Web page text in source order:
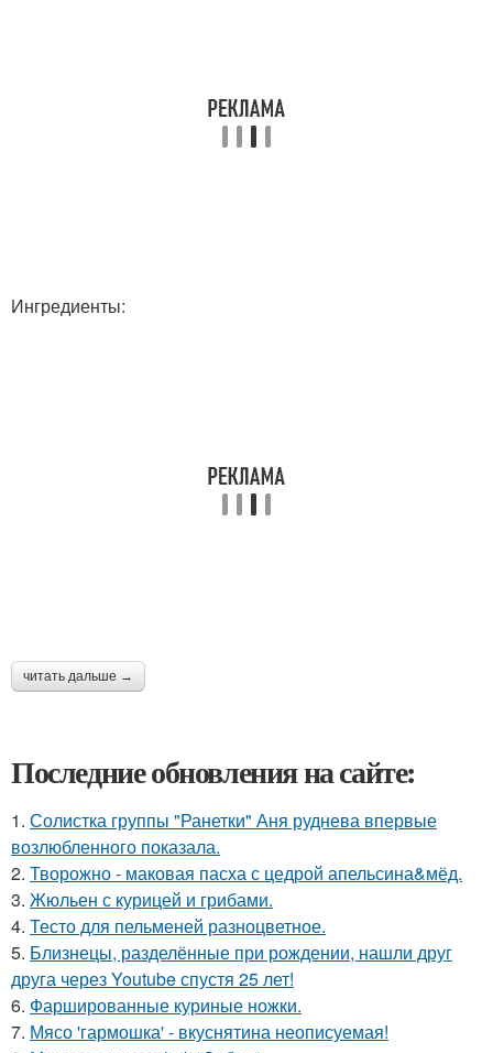
Ингредиенты:
читать дальше →
Последние обновления на сайте:
1. Солистка группы "Ранетки" Аня руднева впервые
возлюбленного показала.
2. Творожно - маковая пасха с цедрой апельсина&мёд.
3. Жюльен с курицей и грибами.
4. Тесто для пельменей разноцветное.
5. Близнецы, разделённые при рождении, нашли друг
друга через Youtube спустя 25 лет!
6. Фаршированные куриные ножки.
7. Мясо 'гармошка' - вкуснятина неописуемая!